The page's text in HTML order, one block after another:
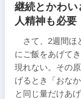
継続とかわ
人精神も必要
さて、2週間ほ
にご飯をあげて
現れない。その
げるとき「おな
と同じ量だけあ